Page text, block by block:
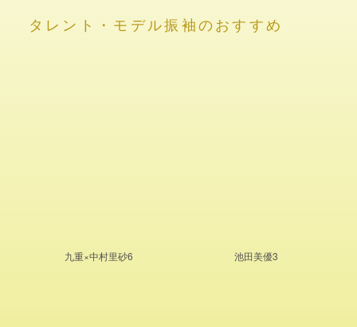
タレント・モデル振袖のおすすめ
九重×中村里砂6 池田美優3